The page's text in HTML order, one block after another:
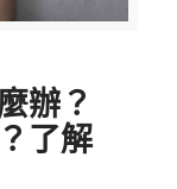
辦？
了解